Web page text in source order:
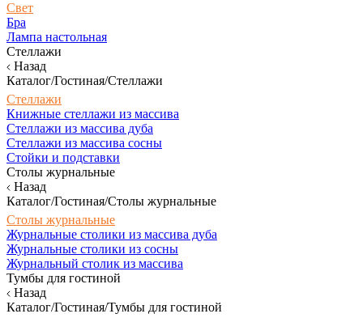
Свет
Бра
Лампа настольная
Стеллажи
Назад
Каталог/Гостиная/Стеллажи
Стеллажи
Книжные стеллажи из массива
Стеллажи из массива дуба
Стеллажи из массива сосны
Стойки и подставки
Столы журнальные
Назад
Каталог/Гостиная/Столы журнальные
Столы журнальные
Журнальные столики из массива дуба
Журнальные столики из сосны
Журнальный столик из массива
Тумбы для гостиной
Назад
Каталог/Гостиная/Тумбы для гостиной